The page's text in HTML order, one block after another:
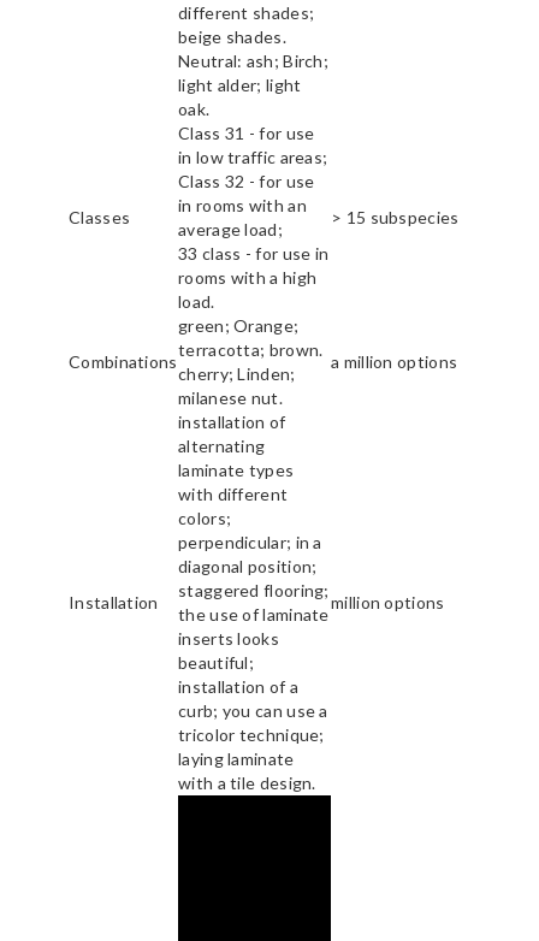
different shades;
beige shades.
Neutral: ash; Birch;
light alder; light
oak.
Classes
Class 31 - for use
in low traffic areas;
Class 32 - for use
in rooms with an
average load;
33 class - for use in
rooms with a high
load.
> 15 subspecies
Combinations
green; Orange;
terracotta; brown.
cherry; Linden;
milanese nut.
a million options
Installation
installation of
alternating
laminate types
with different
colors;
perpendicular; in a
diagonal position;
staggered flooring;
the use of laminate
inserts looks
beautiful;
installation of a
curb; you can use a
tricolor technique;
laying laminate
with a tile design.
million options